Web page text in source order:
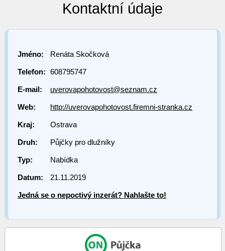
Kontaktní údaje
Jméno: Renáta Skočková
Telefon: 608795747
E-mail: uverovapohotovost@seznam.cz
Web: http://uverovapohotovost.firemni-stranka.cz
Kraj: Ostrava
Druh: Půjčky pro dlužníky
Typ: Nabídka
Datum: 21.11.2019
Jedná se o nepoctivý inzerát? Nahlašte to!